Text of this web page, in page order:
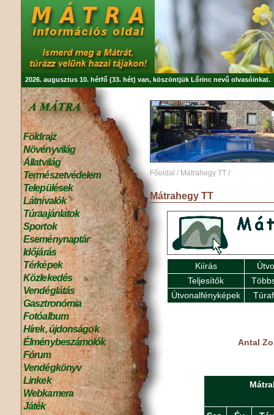
2026. augusztus 10. hétfő (33. hét) van, köszöntjük Lőrinc nevű olvasóinkat.
Földrajz
Növényvilág
Állatvilág
Természetvédelem
Települések
Látnivalók
Túraajánlatok
Sportok
Eseménynaptár
Időjárás
Térképek
Közlekedés
Vendéglátás
Gasztronómia
Fotóalbum
Hírek, újdonságok
Élménybeszámolók
Fórum
Vendégkönyv
Linkek
Webkamera
Játék
Főoldal / Mátrahegy TT /
Mátrahegy TT
Kiírás
Teljesítők
Útvonalfényképek
Antal